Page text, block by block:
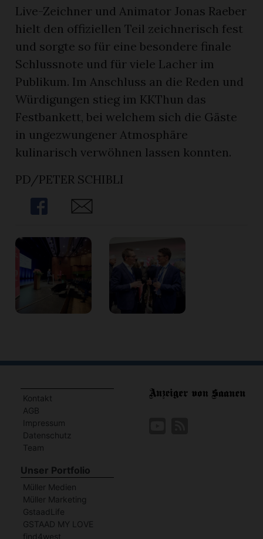
Live-Zeichner und Animator Jonas Raeber
hielt den offiziellen Teil zeichnerisch fest
und sorgte so für eine besondere finale
Schlussnote und für viele Lacher im
Publikum. Im Anschluss an die Reden und
Würdigungen stieg im KKThun das
Festbankett, bei welchem sich die Gäste
in ungezwungener Atmosphäre
kulinarisch verwöhnen lassen konnten.
PD/PETER SCHIBLI
Share
Share
Kontakt
AGB
Impressum
Datenschutz
Team
Unser Portfolio
Müller Medien
Müller Marketing
GstaadLife
GSTAAD MY LOVE
find4west